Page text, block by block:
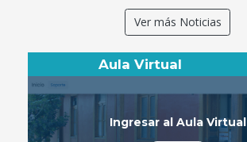
Ver más Noticias
Aula Virtual
Ingresar al Aula Virtual